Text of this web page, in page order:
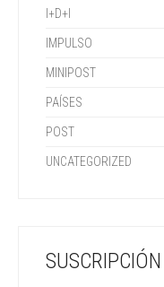
I+D+I
IMPULSO
MINIPOST
PAÍSES
POST
UNCATEGORIZED
SUSCRIPCIÓN